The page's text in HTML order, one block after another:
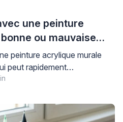
une peinture
ou mauvaise
peinture acrylique murale
peut rapidement
et l’esthétique de vos
comme le plâtre, n’offrent
anticorrosion